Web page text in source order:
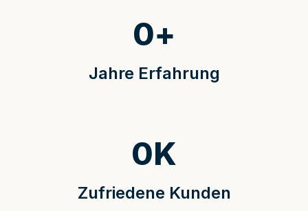
Jahre Erfahrung
0+
Zufriedene Kunden
0K